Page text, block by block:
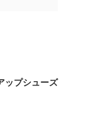
ップシューズ